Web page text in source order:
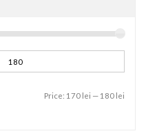
Price: 170 lei — 180 lei